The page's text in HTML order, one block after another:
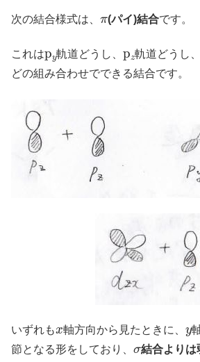
次の結合様式は、
π
(パイ)結合です。
これは
y
軌道どうし、
z
軌道どうし
どの組み合わせでできる結合です。
いずれも 軸方向から見たときに、
y
節となる形をしており、
結合よりは